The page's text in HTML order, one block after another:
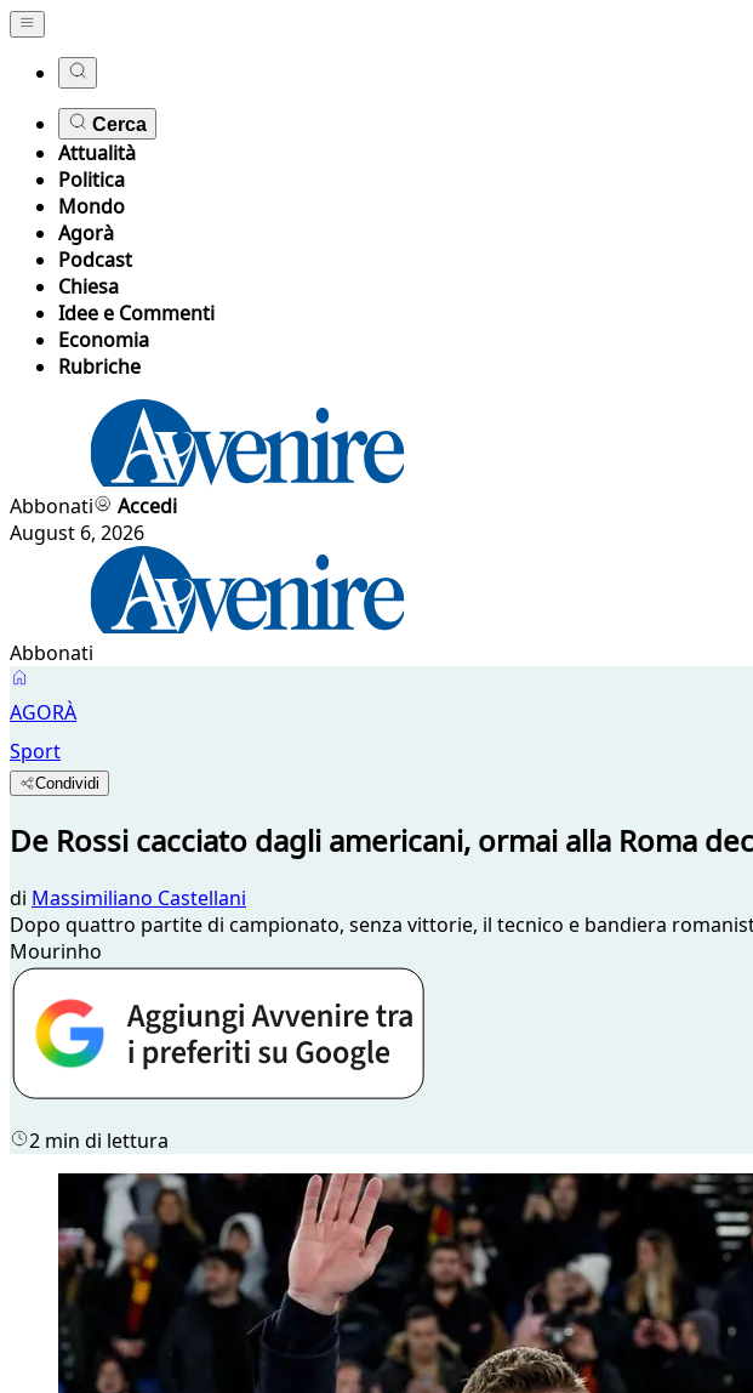
Cerca
Attualità
Politica
Mondo
Agorà
Podcast
Chiesa
Idee e Commenti
Economia
Rubriche
Abbonati
Accedi
August 6, 2026
Abbonati
AGORÀ
Sport
Condividi
De Rossi cacciato dagli americani, ormai alla Roma
di Massimiliano Castellani
Dopo quattro partite di campionato, senza vittorie, il tecnico e bandiera
Mourinho
2 min di lettura